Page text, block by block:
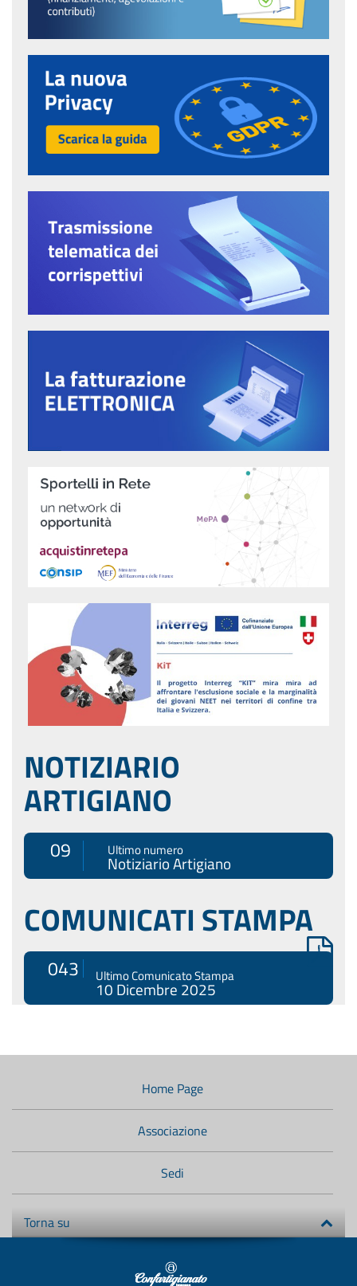
NOTIZIARIO
ARTIGIANO
09 Ultimo numero
Notiziario Artigiano
COMUNICATI STAMPA
043 Ultimo Comunicato Stampa
10 Dicembre 2025
Menù
Home Page
Associazione
Sedi
Torna su